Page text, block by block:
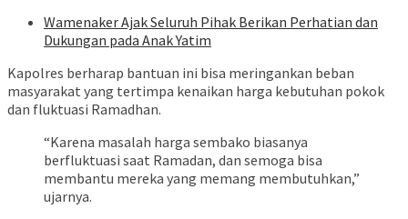
Wamenaker Ajak Seluruh Pihak Berikan Perhatian dan
Dukungan pada Anak Yatim
Kapolres berharap bantuan ini bisa meringankan beban
masyarakat yang tertimpa kenaikan harga kebutuhan pokok
dan fluktuasi Ramadhan.
“Karena masalah harga sembako biasanya
berfluktuasi saat Ramadan, dan semoga bisa
membantu mereka yang memang membutuhkan,”
ujarnya.